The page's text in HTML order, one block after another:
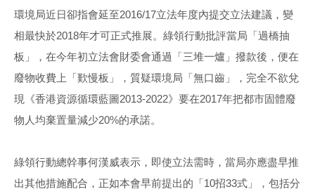
環境局近日卻指會延至2016/17立法年度內提交立法建議，變
相最快於2018年才可正式推展。綠領行動批評當局「過橋抽
板」，在今年初立法會財委會通過「三堆一爐」撥款後，便在
廢物收費上「歎慢板」，質疑環境局「無口齒」，完全不欲兌
現《香港資源循環藍圖2013-2022》要在2017年把都市固體廢
物人均棄置量減少20%的承諾。
綠領行動總幹事何漢威表示，即使立法需時，當局亦應盡早推
出其他措施配合，正如本會早前提出的「10招33式」，包括分